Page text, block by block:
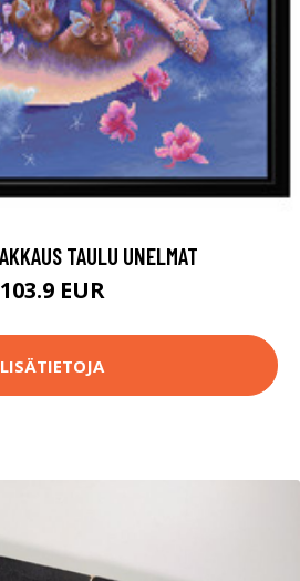
TAULU UNELMAT
103.9 EUR
LISÄTIETOJA